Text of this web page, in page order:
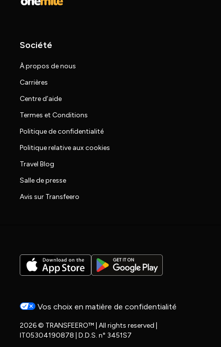
Société
À propos de nous
Carrières
Centre d’aide
Termes et Conditions
Politique de confidentialité
Politique relative aux cookies
Travel Blog
Salle de presse
Avis sur Transfeero
Vos choix en matière de confidentialité
2026 © TRANSFEERO™ | All rights reserved |
IT05304190878 | D.D.S. n° 3451S7